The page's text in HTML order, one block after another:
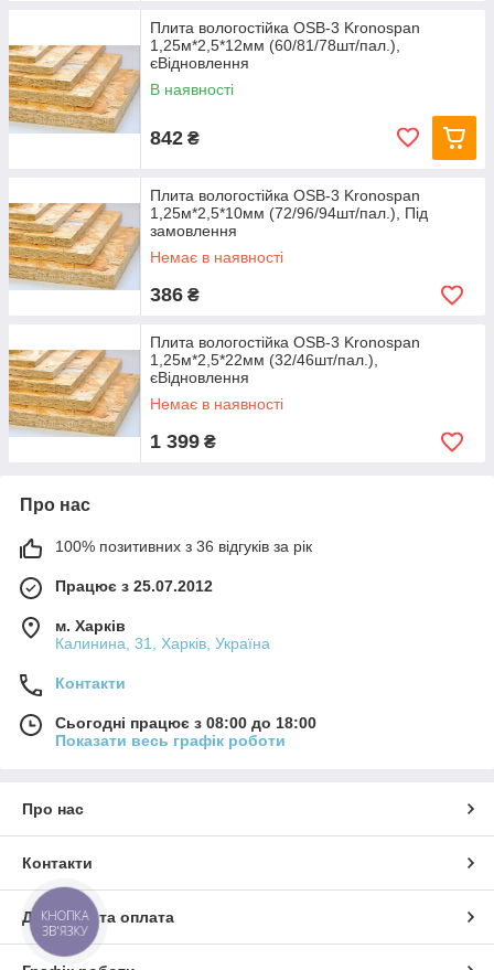
Плита вологостійка OSB-3 Kronospan
1,25м*2,5*12мм (60/81/78шт/пал.),
єВідновлення
В наявності
842 ₴
Плита вологостійка OSB-3 Kronospan
1,25м*2,5*10мм (72/96/94шт/пал.), Пiд
замовлення
Немає в наявності
386 ₴
Плита вологостійка OSB-3 Kronospan
1,25м*2,5*22мм (32/46шт/пал.),
єВідновлення
Немає в наявності
1 399 ₴
Про нас
100% позитивних з 36 відгуків за рік
Працює з 25.07.2012
м. Харків
Калинина, 31, Харків, Україна
Контакти
Сьогодні працює з 08:00 до 18:00
Показати весь графік роботи
Про нас
Контакти
Доставка та оплата
КНОПКА
ЗВ'ЯЗКУ